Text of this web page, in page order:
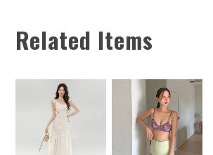
Related Items